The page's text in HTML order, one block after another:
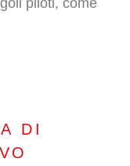
piloti, come
DI